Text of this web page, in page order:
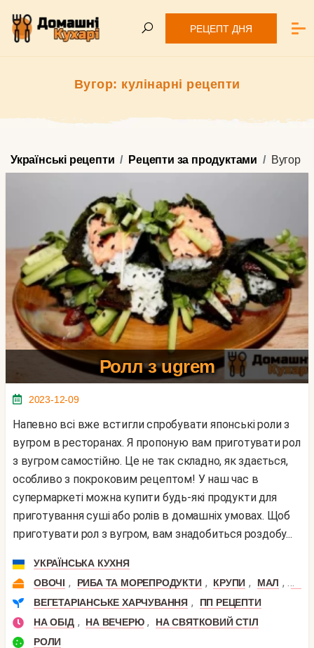
РЕЦЕПТ ДНЯ
Вугор: кулінарні рецепти
Українські рецепти Рецепти за продуктами Вугор
Ролл з ugrem
2023-12-09
Напевно всі вже встигли спробувати японські роли з
вугром в ресторанах. Я пропоную вам приготувати рол
з вугром самостійно. Це не так складно, як здається,
особливо з покроковим рецептом! У наш час в
супермаркеті можна купити будь-які продукти для
приготування суші або ролів в домашніх умовах. Щоб
приготувати рол з вугром, вам знадобиться роздобу...
УКРАЇНСЬКА КУХНЯ
ОВОЧІ , РИБА ТА МОРЕПРОДУКТИ , КРУПИ , МАЛ ,
ВЕГЕТАРІАНСЬКЕ ХАРЧУВАННЯ ,
ПП РЕЦЕПТИ
НА ОБІД , НА ВЕЧЕРЮ ,
НА СВЯТКОВИЙ СТІЛ
РОЛИ